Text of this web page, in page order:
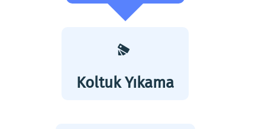
Koltuk Yıkama